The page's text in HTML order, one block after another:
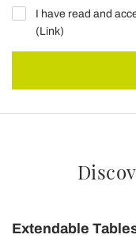
I have read and
(Link)
Extendable